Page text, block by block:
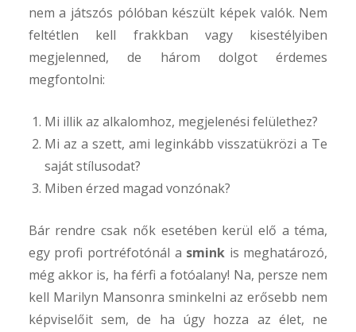
nem a játszós pólóban készült képek valók. Nem
feltétlen kell frakkban vagy kisestélyiben
megjelenned, de három dolgot érdemes
megfontolni:
Mi illik az alkalomhoz, megjelenési felülethez?
Mi az a szett, ami leginkább visszatükrözi a Te
saját stílusodat?
Miben érzed magad vonzónak?
Bár rendre csak nők esetében kerül elő a téma,
egy profi portréfotónál a smink is meghatározó,
még akkor is, ha férfi a fotóalany! Na, persze nem
kell Marilyn Mansonra sminkelni az erősebb nem
képviselőit sem, de ha úgy hozza az élet, ne